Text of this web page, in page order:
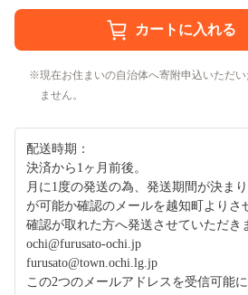
現在お住まいの自治体へ寄附申込いただ
ません。
配送時期：
決済から1ヶ月前後。
月に1度の発送の為、発送期間が決ま
が可能か確認のメールを越知町よりさ
確認が取れた方へ発送させていただき
ochi@furusato-ochi.jp
furusato@town.ochi.lg.jp
この2つのメールアドレスを受信可能に